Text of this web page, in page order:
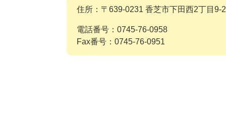
住所：〒639-0231 香芝市下田西2丁目9-
電話番号：0745-76-0958
Fax番号：0745-76-0951